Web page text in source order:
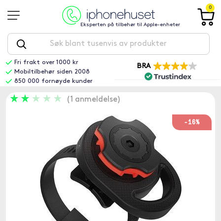
Eksperten på tilbehør til Apple-enheter
0
Fri frakt over 1000 kr
Mobiltilbehør siden 2008
850 000 fornøyde kunder
BRA
1 anmeldelse
-16%